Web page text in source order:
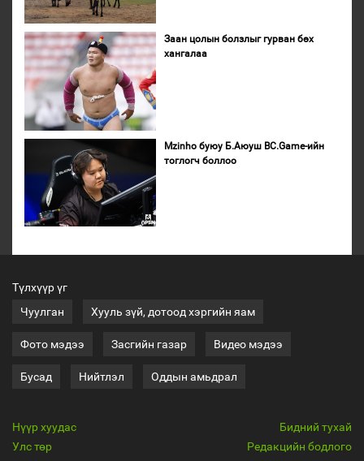
Заан цолын болзлыг гурван бөх
хангалаа
Mzinho буюу Б.Аюуш BC.Game-ийн
тоглогч боллоо
Түлхүүр үг
Чуулган
Хууль зүй, дотоод хэргийн яам
Фото мэдээ Засгийн газар Видео мэдээ
Бусад Нийтлэл Оддын амьдрал
Нүүр хуудас
Улс төр
Бидний тухай
Редакцийн бодлого